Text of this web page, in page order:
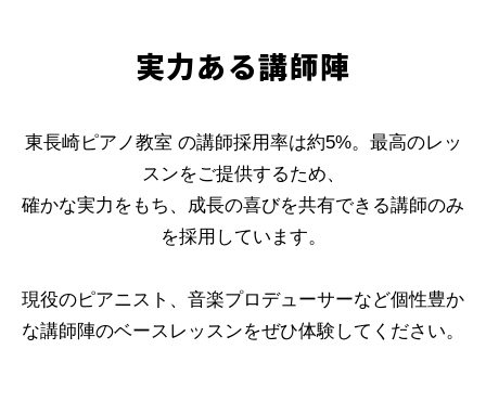
実力ある講師陣
東長崎ピアノ教室 の講師採用率は約5%。最高のレッ
スンをご提供するため、
確かな実力をもち、成長の喜びを共有できる講師のみ
を採用しています。
現役のピアニスト、音楽プロデューサーなど個性豊か
な講師陣のベースレッスンをぜひ体験してください。